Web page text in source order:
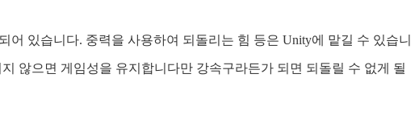
있습니다. 중력을 사용하여 되돌리는 힘 등은 Unity에 맡길 수 있습니
않으면 게임성을 유지합니다만 강속구라든가 되면 되돌릴 수 없게 될